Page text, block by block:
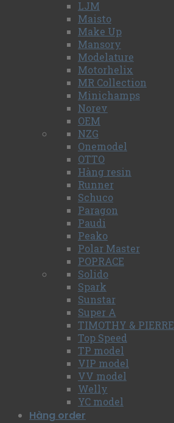
LJM
Maisto
Make Up
Mansory
Modelature
Motorhelix
MR Collection
Minichamps
Norev
OEM
NZG
Onemodel
OTTO
Hàng resin
Runner
Schuco
Paragon
Paudi
Peako
Polar Master
POPRACE
Solido
Spark
Sunstar
Super A
TIMOTHY & PIERRE
Top Speed
TP model
VIP model
VV model
Welly
YC model
Hàng order